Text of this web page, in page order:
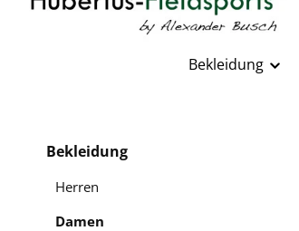
Bekleidung
Bekleidung
Herren
Damen